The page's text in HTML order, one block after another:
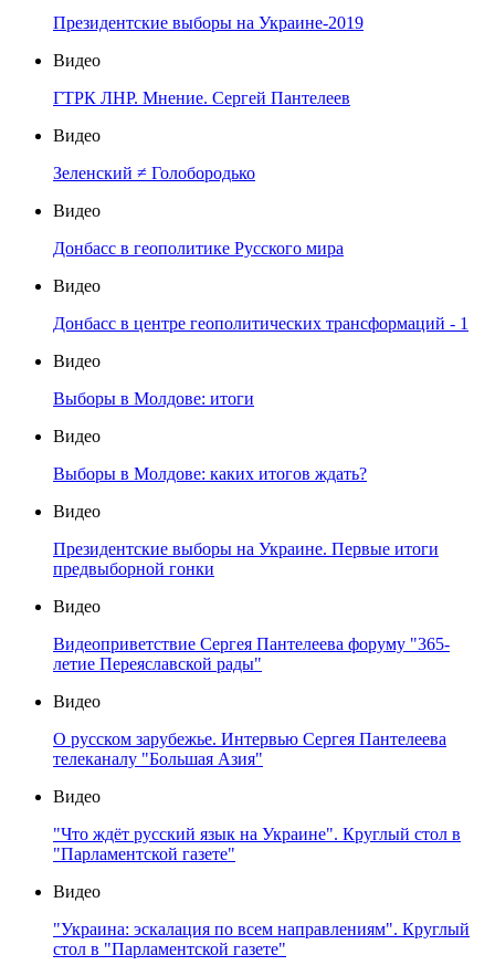
Президентские выборы на Украине-2019
Видео
ГТРК ЛНР. Мнение. Сергей Пантелеев
Видео
Зеленский ≠ Голобородько
Видео
Донбасс в геополитике Русского мира
Видео
Донбасс в центре геополитических трансформаций - 1
Видео
Выборы в Молдове: итоги
Видео
Выборы в Молдове: каких итогов ждать?
Видео
Президентские выборы на Украине. Первые итоги
предвыборной гонки
Видео
Видеоприветствие Сергея Пантелеева форуму "365-
летие Переяславской рады"
Видео
О русском зарубежье. Интервью Сергея Пантелеева
телеканалу "Большая Азия"
Видео
"Что ждёт русский язык на Украине". Круглый стол в
"Парламентской газете"
Видео
"Украина: эскалация по всем направлениям". Круглый
стол в "Парламентской газете"